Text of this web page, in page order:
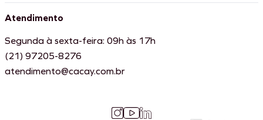
Atendimento
Segunda à sexta-feira: 09h às 17h
(21) 97205-8276
atendimento@cacay.com.br